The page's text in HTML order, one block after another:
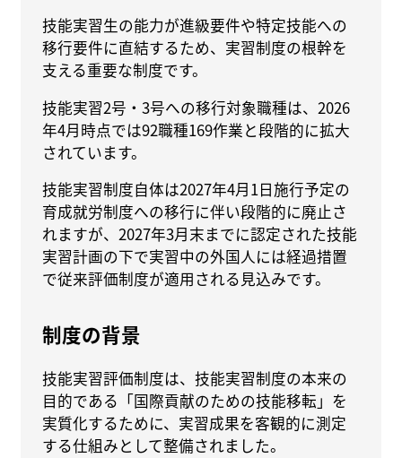
技能実習生の能力が進級要件や特定技能への
移行要件に直結するため、実習制度の根幹を
支える重要な制度です。
技能実習2号・3号への移行対象職種は、2026
年4月時点では92職種169作業と段階的に拡大
されています。
技能実習制度自体は2027年4月1日施行予定の
育成就労制度への移行に伴い段階的に廃止さ
れますが、2027年3月末までに認定された技能
実習計画の下で実習中の外国人には経過措置
で従来評価制度が適用される見込みです。
制度の背景
技能実習評価制度は、技能実習制度の本来の
目的である「国際貢献のための技能移転」を
実質化するために、実習成果を客観的に測定
する仕組みとして整備されました。